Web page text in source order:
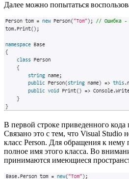
Далее можно попытаться
В первой строке приведенного кода
Связано это с тем, что Visual Studio
класс Person. Для обращения к нему
полное имя этого класса. Во
принимаются имеющиеся